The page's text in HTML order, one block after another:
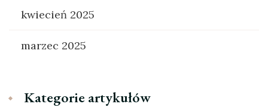
kwiecień 2025
marzec 2025
Kategorie artykułów